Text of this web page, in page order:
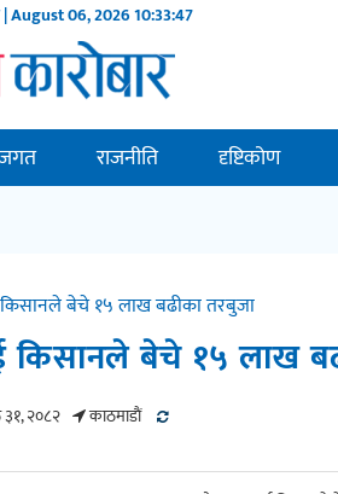
| August 06, 202610:33:48
राजनीति दृष्टिकोण
बेचे १५ लाख बढीका तरबुजा
किसानले बेचे १५ लाख
२०८२ काठमाडाैं